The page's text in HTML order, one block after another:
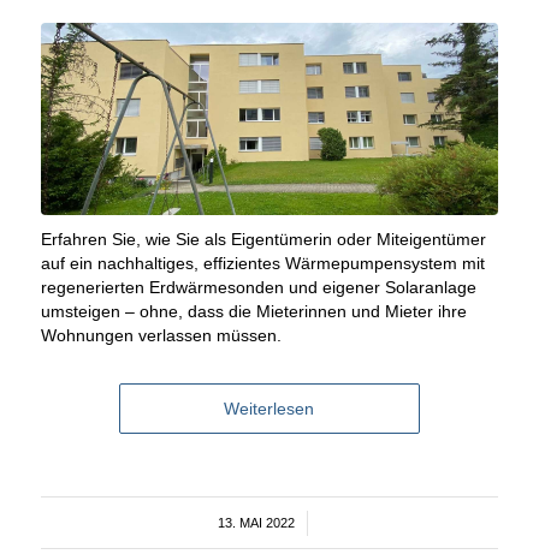
Erfahren Sie, wie Sie als Eigentümerin oder Miteigentümer
auf ein nachhaltiges, effizientes Wärmepumpensystem mit
regenerierten Erdwärmesonden und eigener Solaranlage
umsteigen – ohne, dass die Mieterinnen und Mieter ihre
Wohnungen verlassen müssen.
Weiterlesen
13. MAI 2022
/